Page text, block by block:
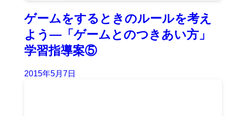
ゲームをするときのルールを考え
よう―「ゲームとのつきあい方」
学習指導案⑤
2015年5月7日